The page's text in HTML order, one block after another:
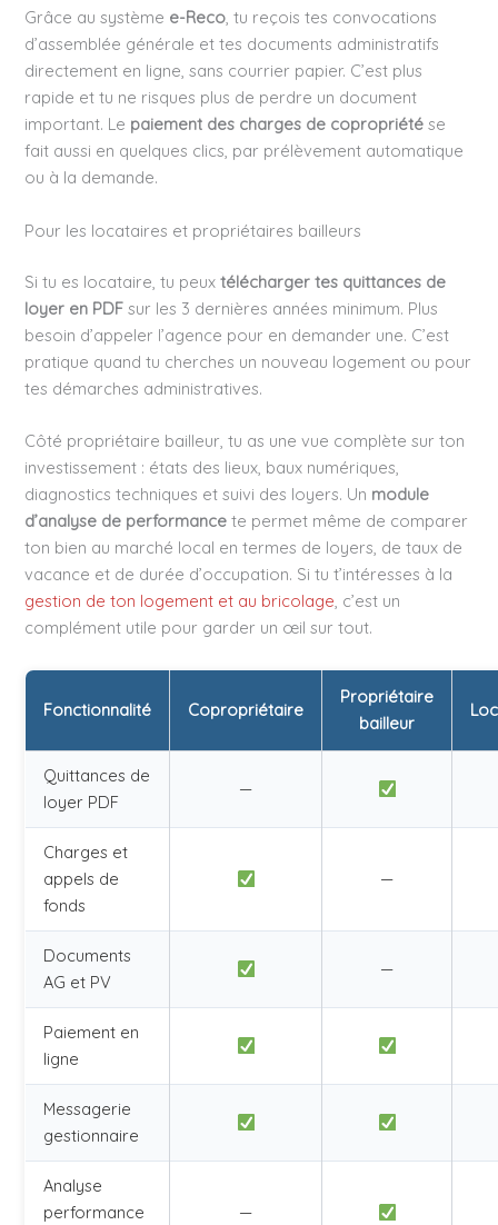
Grâce au système e-Reco, tu reçois tes convocations
d’assemblée générale et tes documents administratifs
directement en ligne, sans courrier papier. C’est plus
rapide et tu ne risques plus de perdre un document
important. Le paiement des charges de copropriété se
fait aussi en quelques clics, par prélèvement automatique
ou à la demande.
Pour les locataires et propriétaires bailleurs
Si tu es locataire, tu peuxtélécharger tes quittances de
loyer en PDF sur les 3 dernières années minimum. Plus
besoin d’appeler l’agence pour en demander une. C’est
pratique quand tu cherches un nouveau logement ou pour
tes démarches administratives.
Côté propriétaire bailleur, tu as une vue complète sur ton
investissement : états des lieux, baux numériques,
diagnostics techniques et suivi des loyers. Un module
d’analyse de performance te permet même de comparer
ton bien au marché local en termes de loyers, de taux de
vacance et de durée d’occupation. Si tu t’intéresses à la
gestion de ton logement et au bricolage, c’est un
complément utile pour garder un œil sur tout.
Fonctionnalité Copropriétaire
Propriétaire
bailleur
Quittances de
loyer PDF
—
Charges et
appels de
fonds
—
Documents
AG et PV
—
Paiement en
ligne
Messagerie
gestionnaire
Analyse
performance
—